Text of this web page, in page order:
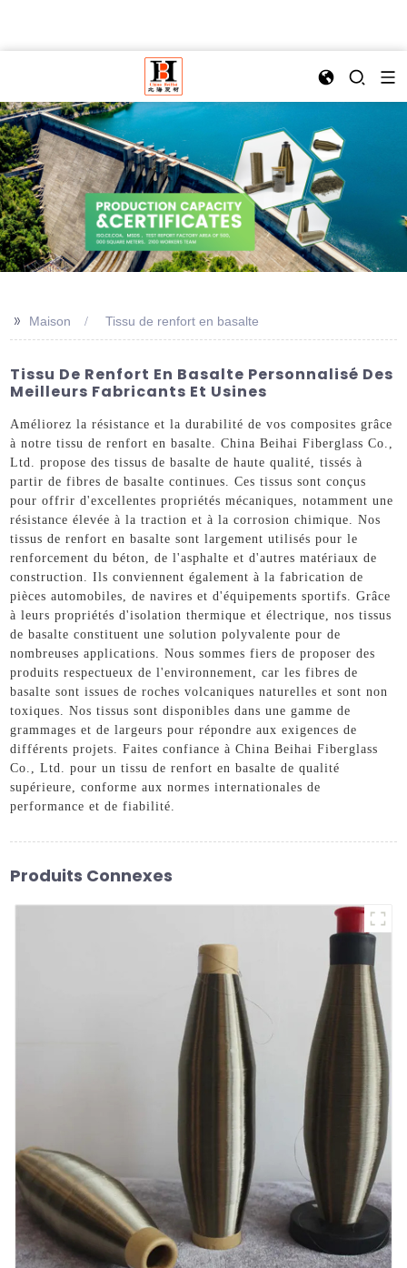
>> Maison Tissu de renfort en basalte
Tissu De Renfort En Basalte Personnalisé Des
Meilleurs Fabricants Et Usines
Améliorez la résistance et la durabilité de vos composites grâce
à notre tissu de renfort en basalte. China Beihai Fiberglass Co.,
Ltd. propose des tissus de basalte de haute qualité, tissés à
partir de fibres de basalte continues. Ces tissus sont conçus
pour offrir d'excellentes propriétés mécaniques, notamment une
résistance élevée à la traction et à la corrosion chimique. Nos
tissus de renfort en basalte sont largement utilisés pour le
renforcement du béton, de l'asphalte et d'autres matériaux de
construction. Ils conviennent également à la fabrication de
pièces automobiles, de navires et d'équipements sportifs. Grâce
à leurs propriétés d'isolation thermique et électrique, nos tissus
de basalte constituent une solution polyvalente pour de
nombreuses applications. Nous sommes fiers de proposer des
produits respectueux de l'environnement, car les fibres de
basalte sont issues de roches volcaniques naturelles et sont non
toxiques. Nos tissus sont disponibles dans une gamme de
grammages et de largeurs pour répondre aux exigences de
différents projets. Faites confiance à China Beihai Fiberglass
Co., Ltd. pour un tissu de renfort en basalte de qualité
supérieure, conforme aux normes internationales de
performance et de fiabilité.
Produits Connexes